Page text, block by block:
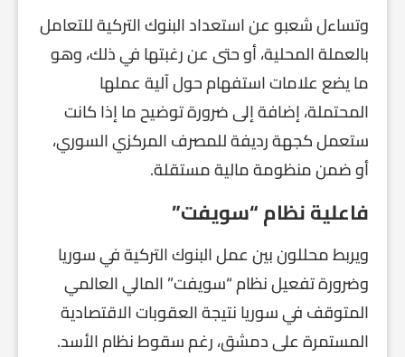
وتساءل شعبو عن استعداد البنوك التركية للتعامل
بالعملة المحلية، أو حتى عن رغبتها في ذلك، وهو
ما يضع علامات استفهام حول آلية عملها
المحتملة، إضافة إلى ضرورة توضيح ما إذا كانت
ستعمل كجهة رديفة للمصرف المركزي السوري،
أو ضمن منظومة مالية مستقلة.
فاعلية نظام “سويفت”
ويربط محللون بين عمل البنوك التركية في سوريا
وضرورة تفعيل نظام “سويفت” المالي العالمي
المتوقف في سوريا نتيجة العقوبات الاقتصادية
المستمرة على دمشق، رغم سقوط نظام الأسد.